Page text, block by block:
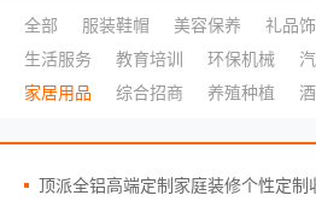
全部 服装鞋帽 美容保养 礼品
生活服务
教育培训 环保机械
家居用品
综合招商 养殖种植